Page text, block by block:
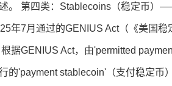
。 第四类：Stablecoins（稳定币）
年7月通过的GENIUS Act（《美国
据GENIUS Act，由'permitted
的'payment stablecoin'（支付稳定币